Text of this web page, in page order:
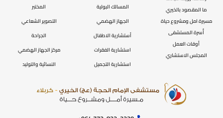
المختبر
التصوير الشعاعي
الجراحة
مركز الجهاز الهضمي
النسائية والتوليد
المسالك البولية
الجهاز الهضمي
أستشارية الاطفال
استشارية الفقرات
استشارية التجميل
ما المقصود بالخيري
مسيرة امل ومشروع حياة
أُسرة المستشفى
أوقات العمل
المجلس الاستشاري